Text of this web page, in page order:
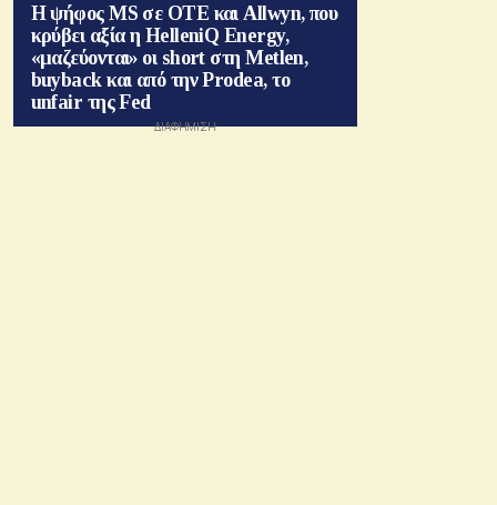
Η ψήφος MS σε ΟΤΕ και Allwyn, που
κρύβει αξία η HelleniQ Energy,
«μαζεύονται» οι short στη Metlen,
buyback και από την Prodea, το
unfair της Fed